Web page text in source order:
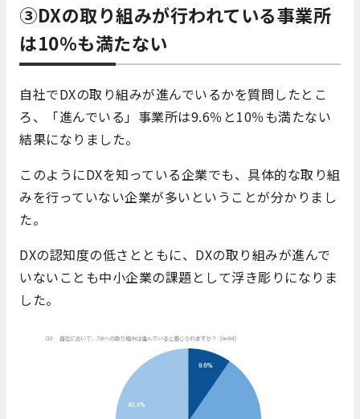
③DXの取り組みが行われている事業所
は10％も満たない
自社でDXの取り組みが進んでいるかを質問したとこ
ろ、「進んでいる」事業所は9.6％と10％も満たない
結果になりました。
このようにDXを知っている企業でも、具体的な取り組
みを行っていない企業が多いということが分かりまし
た。
DXの認知度の低さとともに、DXの取り組みが進んで
いないことも中小企業の課題として浮き彫りになりま
した。